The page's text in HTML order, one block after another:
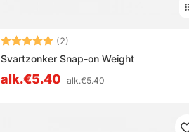
Arvio: (2)
Svartzonker Snap-on Weight
alk.€5.40 alk.€5.40